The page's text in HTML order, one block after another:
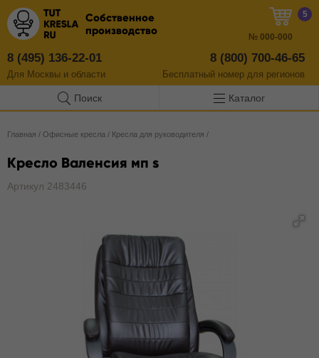
Собственное
производство
8 (495) 136-22-01
Для Москвы и области
8 (800) 700-46-65
Бесплатный номер для регионов
5
№ 000-000
Поиск Каталог
Главная / Офисные кресла / Кресла для руководителя /
Кресло Валенсия мп s
Артикул 2483446